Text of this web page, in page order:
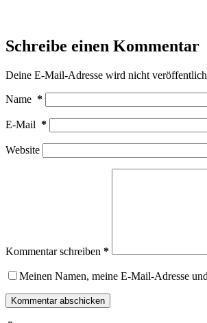
Schreibe einen Kommentar
Deine E-Mail-Adresse wird nicht
Name *
E-Mail *
Website
Kommentar schreiben *
Meinen Namen, meine E-Mail-Adresse
Kommentar abschicken